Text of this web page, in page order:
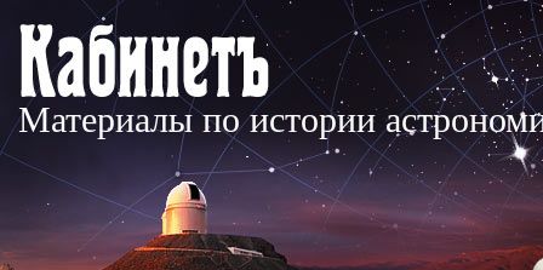
Материалы по истории